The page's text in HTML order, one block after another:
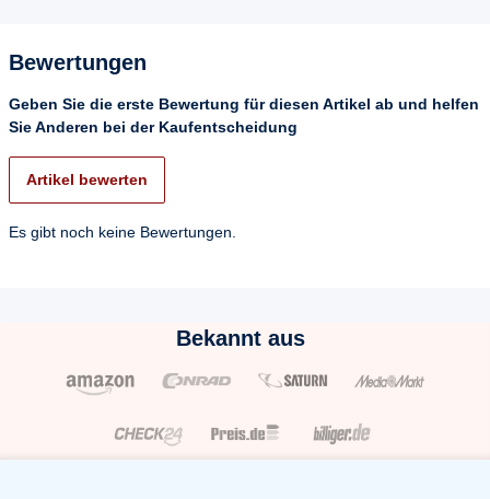
Bewertungen
Geben Sie die erste Bewertung für diesen Artikel ab und helfen
Sie Anderen bei der Kaufentscheidung
Artikel bewerten
Es gibt noch keine Bewertungen.
Bekannt aus